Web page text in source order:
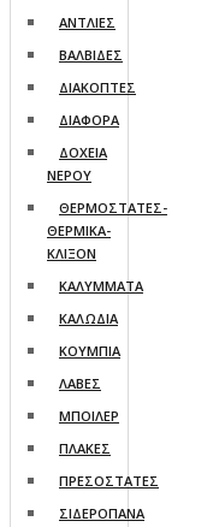
ΑΝΤΛΙΕΣ
ΒΑΛΒΙΔΕΣ
ΔΙΑΚΟΠΤΕΣ
ΔΙΑΦΟΡΑ
ΔΟΧΕΙΑ
ΝΕΡΟΥ
ΘΕΡΜΟΣΤΑΤΕΣ-
ΘΕΡΜΙΚΑ-
ΚΛΙΞΟΝ
ΚΑΛΥΜΜΑΤΑ
ΚΑΛΩΔΙΑ
ΚΟΥΜΠΙΑ
ΛΑΒΕΣ
ΜΠΟΙΛΕΡ
ΠΛΑΚΕΣ
ΠΡΕΣΟΣΤΑΤΕΣ
ΣΙΔΕΡΟΠΑΝΑ